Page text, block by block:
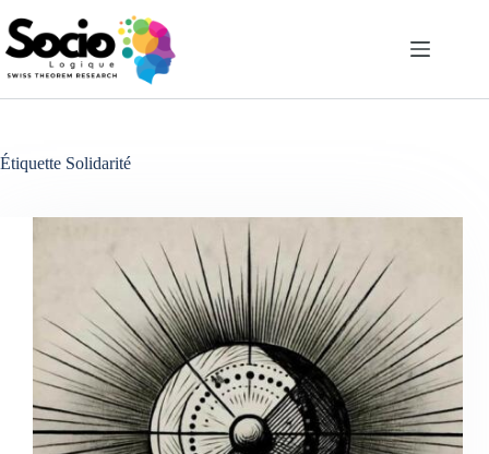
au
contenu
Étiquette Solidarité